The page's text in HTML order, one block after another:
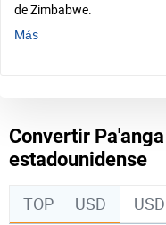
de Zimbabwe.
Más
Convertir
estadounidense
TOP USD USD